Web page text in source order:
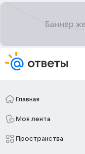
Главная
Моя лента
Пространства